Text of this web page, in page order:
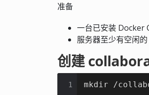
准备
一台已安装 Docker
服务器至少有空闲
创建
1 mkdir /